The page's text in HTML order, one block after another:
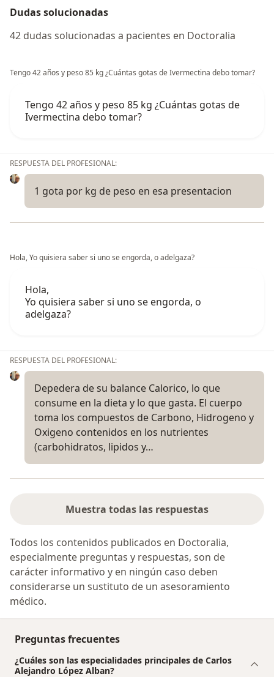
Dudas solucionadas
42 dudas solucionadas a pacientes en Doctoralia
Tengo 42 años y peso 85 kg ¿Cuántas gotas de Ivermectina debo tomar?
Tengo 42 años y peso 85 kg ¿Cuántas gotas de
Ivermectina debo tomar?
RESPUESTA DEL PROFESIONAL:
1 gota por kg de peso en esa presentacion
Hola, Yo quisiera saber si uno se engorda, o adelgaza?
Hola,
Yo quisiera saber si uno se engorda, o
adelgaza?
RESPUESTA DEL PROFESIONAL:
Depedera de su balance Calorico, lo que
consume en la dieta y lo que gasta. El cuerpo
toma los compuestos de Carbono, Hidrogeno y
Oxigeno contenidos en los nutrientes
(carbohidratos, lipidos y…
Muestra todas las respuestas
Todos los contenidos publicados en Doctoralia,
especialmente preguntas y respuestas, son de
carácter informativo y en ningún caso deben
considerarse un sustituto de un asesoramiento
médico.
Preguntas frecuentes
¿Cuáles son las especialidades principales de Carlos
Alejandro López Alban?